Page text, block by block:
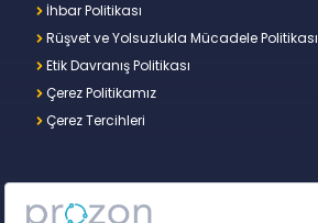
İhbar Politikası
Rüşvet ve Yolsuzlukla Mücadele Politikası
Etik Davranış Politikası
Çerez Politikamız
Çerez Tercihleri